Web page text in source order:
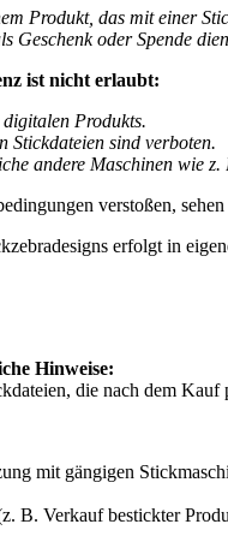
Produkt, das mit einer
Geschenk oder Spende
ist nicht erlaubt:
digitalen Produkts.
Stickdateien sind verboten.
andere Maschinen wie z.
verstoßen,
erfolgt in
Hinweise:
die nach dem
mit gängigen
B. Verkauf bestickter